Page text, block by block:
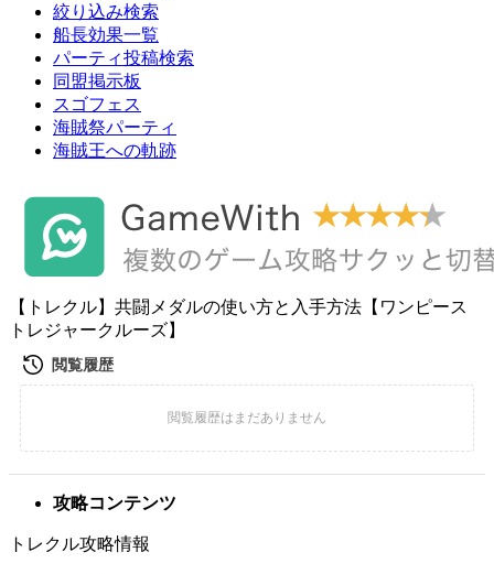
絞り込み検索
船長効果一覧
パーティ投稿検索
同盟掲示板
スゴフェス
海賊祭パーティ
海賊王への軌跡
【トレクル】共闘メダルの使い方と入手方法【ワンピース
トレジャークルーズ】
攻略コンテンツ
トレクル攻略情報